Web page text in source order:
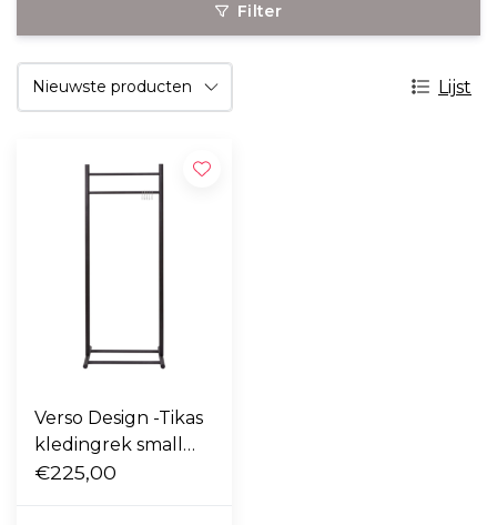
Filter
Lijst
Verso Design -Tikas
kledingrek small
H125 cm.
€225,00